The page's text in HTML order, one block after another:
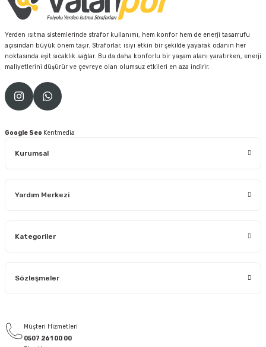
Yerden ısıtma sistemlerinde strafor kullanımı, hem konfor hem de enerji tasarrufu
açısından büyük önem taşır. Straforlar, ısıyı etkin bir şekilde yayarak odanın her
noktasında eşit sıcaklık sağlar. Bu da daha konforlu bir yaşam alanı yaratırken, enerji
maliyetlerini düşürür ve çevreye olan olumsuz etkileri en aza indirir.
Google Seo Kentmedia
Kurumsal
Yardım Merkezi
Kategoriler
Sözleşmeler
Müşteri Hizmetleri
0507 261 00 00